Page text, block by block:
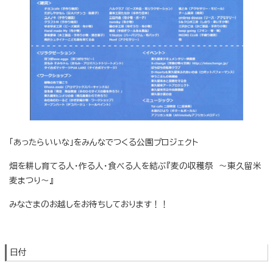
「あったらいいな」をみんなでつくる公園プロジェクト
畑を耕し育てる人・作る人・食べる人を結ぶ『麦の収穫祭 ～東久留米
麦まつり～』
みなさまのお越しをお待ちしております！！
日付